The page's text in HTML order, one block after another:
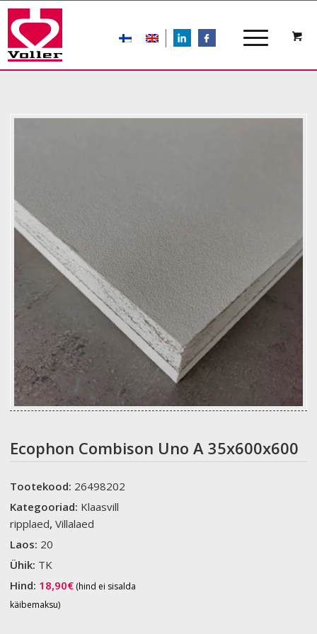
LIn
Ecophon Combison Uno A 35x600x600
Tootekood: 26498202
Kategooriad: Klaasvill
ripplaed,Villalaed
Laos: 20
Ühik: TK
Hind: 18,90€ (hind ei sisalda
käibemaksu)